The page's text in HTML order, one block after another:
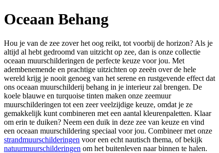
Oceaan Behang
Hou je van de zee zover het oog reikt, tot voorbij de horizon? Als je
altijd al hebt gedroomd van uitzicht op zee, dan is onze collectie
oceaan muurschilderingen de perfecte keuze voor jou. Met
adembenemende en prachtige uitzichten op zeeën over de hele
wereld krijg je nooit genoeg van het serene en rustgevende effect dat
ons oceaan muurschilderij behang in je interieur zal brengen. De
koele blauwe en turquoise tinten maken onze zeemuur
muurschilderingen tot een zeer veelzijdige keuze, omdat je ze
gemakkelijk kunt combineren met een aantal kleurenpaletten. Klaar
om erin te duiken? Neem een duik in deze zee van keuze en vind
een oceaan muurschildering speciaal voor jou. Combineer met onze
strandmuurschilderingen voor een echt nautisch thema, of bekijk
natuurmuurschilderingen om het buitenleven naar binnen te halen.